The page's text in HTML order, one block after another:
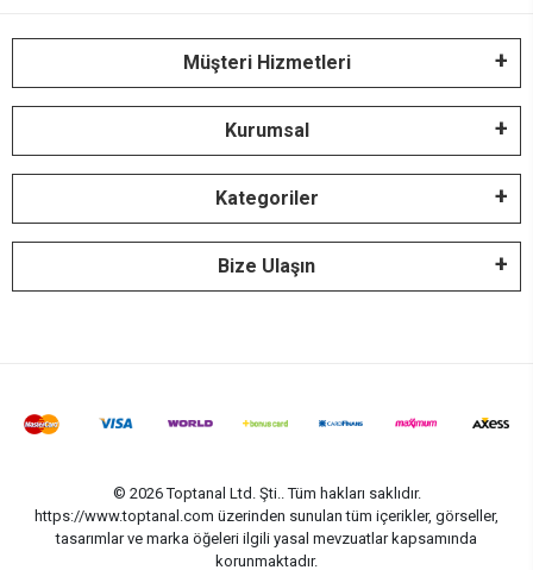
Müşteri Hizmetleri
Kurumsal
Kategoriler
Bize Ulaşın
© 2026 Toptanal Ltd. Şti.. Tüm hakları saklıdır.
https://www.toptanal.com üzerinden sunulan tüm içerikler, görseller,
tasarımlar ve marka öğeleri ilgili yasal mevzuatlar kapsamında
korunmaktadır.